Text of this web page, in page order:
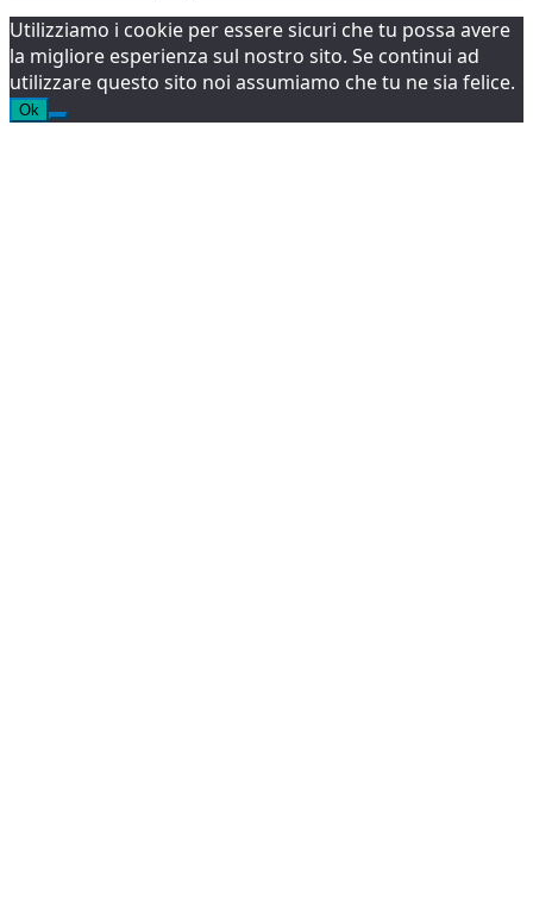
Utilizziamo i cookie per essere sicuri che tu possa avere
la migliore esperienza sul nostro sito. Se continui ad
utilizzare questo sito noi assumiamo che tu ne sia felice.
Ok